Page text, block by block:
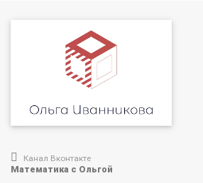
Канал Вконтакте
Математика с Ольгой